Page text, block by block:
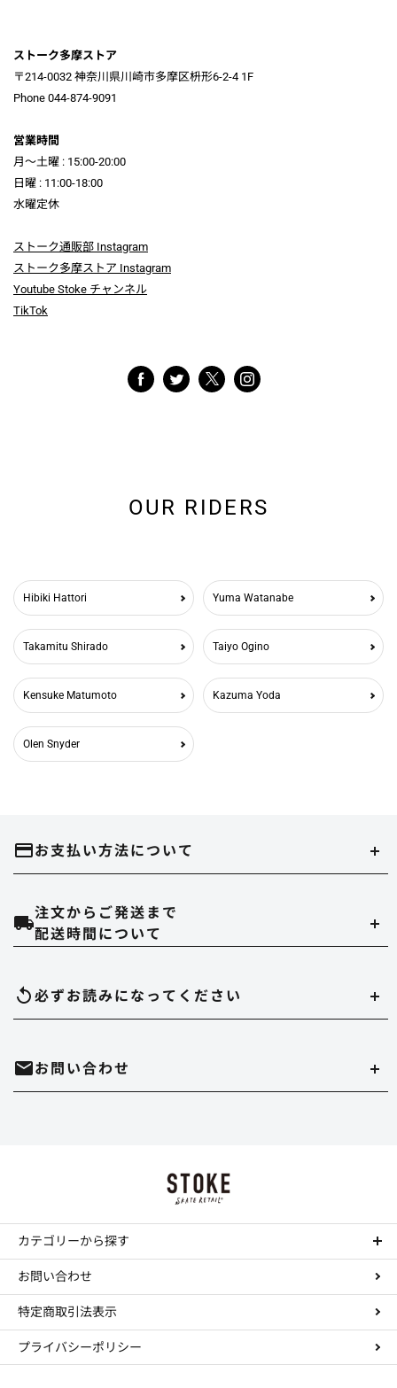
ストーク多摩ストア
〒214-0032 神奈川県川崎市多摩区枡形6-2-4 1F
Phone 044-874-9091
営業時間
月～土曜 : 15:00-20:00
日曜 : 11:00-18:00
水曜定休
ストーク通販部 Instagram
ストーク多摩ストア Instagram
Youtube Stoke チャンネル
TikTok
OUR RIDERS
Hibiki Hattori Yuma Watanabe
Takamitu Shirado Taiyo Ogino
Kensuke Matumoto Kazuma Yoda
Olen Snyder
お支払い方法について
クレジットカード
当ストアでは、以下のクレジット会社をご利用いただけます。
代金引換
お振込み（三菱東京UFJ銀行宛先）
決済手数料は所定の銀行手数料となります。
Paidy（ペイディ）
決済手数料は、コンビニ後払い決済は390円～になります。
注文からご発送まで
配送時間について
配達時間は午前（9～12時）、14～16時、16～18時、18～20時、19～21時
・到着日の指定の場合は、ご注文の3日後から7日後までお受けさせていただ
・配達店止めをご希望の場合は、振込か事前クレジットカード払いのみお受
けできます。
・実店舗と在庫を共有していますので、まれにご注文いただいた商品が品切
れとなっていることがありますので、予めご了承ください。
通常、ご注文より24時間以内の発送となり、1-3日で到着します。 (ご注文内
容、お住まいの地域により前後します。発送後に詳しい到着時間等をお知ら
必ずお読みになって ください
在庫切れについて
正確を規するよう努力していますが、デッキサイズは個体差がありますし、
色に関してはそれぞれデバイスが違いますので完璧な再現は不可能です。多
少の誤差はご勘弁ください。 これらの理由の返品もお断りさせていただきま
す。
ステッカーについて
ステッカーのみの注文、大量注文はお断りします。
返品・交換について
こちらの手違い、不良品であった場合はできるだけ早く交換等の処置をいた
します。 この場合はまずメール等でご連絡の上、商品を使用していない状態
お問い合わせ
工賃について
コンプリートの組み立て、デッキテープの貼り付けをご希望の場合は工賃が
かかります。
デッキ テープ貼り付け----￥300
コンプリート組み立て----￥500（テープ貼り含みます）
カテゴリーから探す
コンプリートデッキ
デッキ
トラック
ウィール
お問い合わせ
特定商取引法表示
プライバシーポリシー